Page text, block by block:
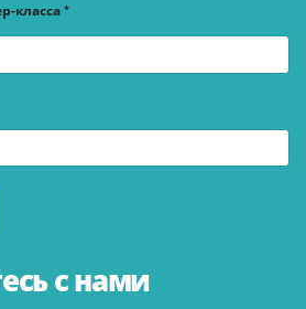
класса
с нами